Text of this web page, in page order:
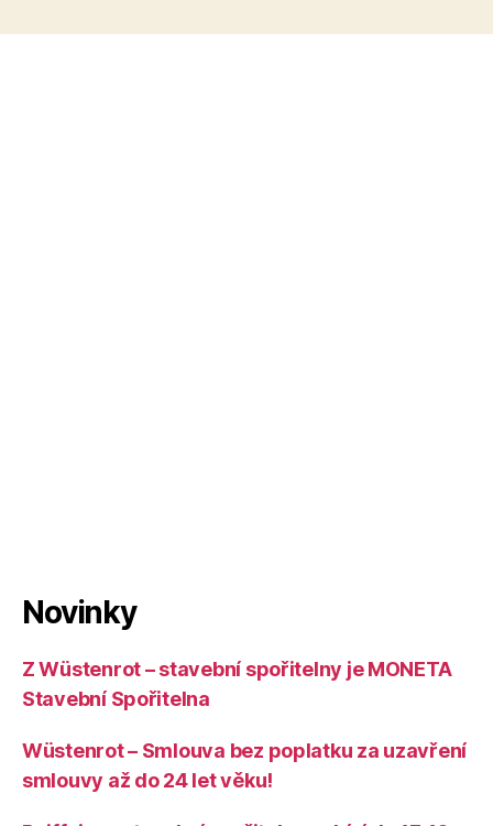
Novinky
Z Wüstenrot – stavební spořitelny je MONETA
Stavební Spořitelna
Wüstenrot – Smlouva bez poplatku za uzavření
smlouvy až do 24 let věku!